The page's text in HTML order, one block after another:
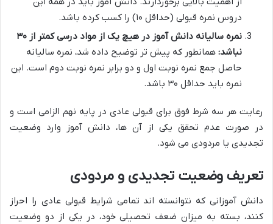
دروس نمره قبولی (حداقل ۱۰) را کسب کرده باشد.
نمره سالیانه دانش آموز در هیچ یک از مواد درسی کمتر از ۳۰
نباشد: همانطور که پیش تر توضیح داده شد، نمره سالیانه
حاصل جمع نمره نوبت اول و دو برابر نمره نوبت دوم است. این
نمره باید حداقل ۳۰ باشد.
رعایت هر سه شرط فوق برای قبولی عادی در پایه نهم الزامی است و
در صورت عدم تحقق یکی از آن ها، دانش آموز وارد وضعیت
تجدیدی یا مردودی می شود.
تعریف وضعیت تجدیدی و مردودی
دانش آموزانی که نتوانسته اند تمامی شرایط قبولی عادی را احراز
کنند، بسته به میزان ضعف تحصیلی خود، در یکی از دو وضعیت